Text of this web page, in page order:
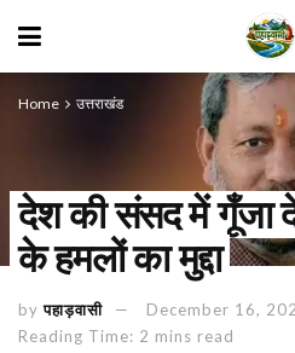
Home उत्तराखंड
देश की संसद में गूँजा
के हमलों का मुद्दा
by पहाड़वासी
December 16,
Reading Time: 2 mins read